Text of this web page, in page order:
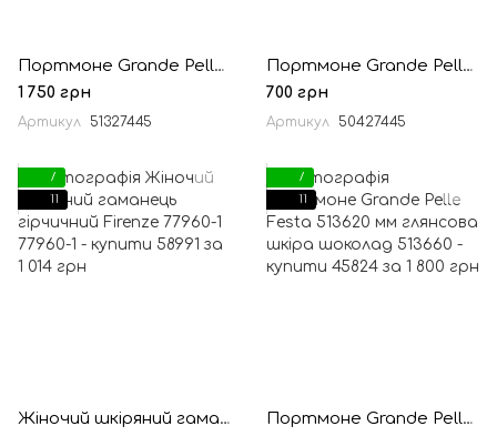
Портмоне Grande Pelle Festa 200х105х20 мм шкіра кайзер
1 750 грн
Артикул 51327445
Портмоне Grande Pelle Mini 175х15 мм шкіра кайзер
700 грн
Артикул 50427445
7
11
Жіночий шкіряний гаманець гірчичний Firenze 77960-1
7
11
Портмоне Grande Pelle Festa 513620 мм глянсова шкіра шоколад